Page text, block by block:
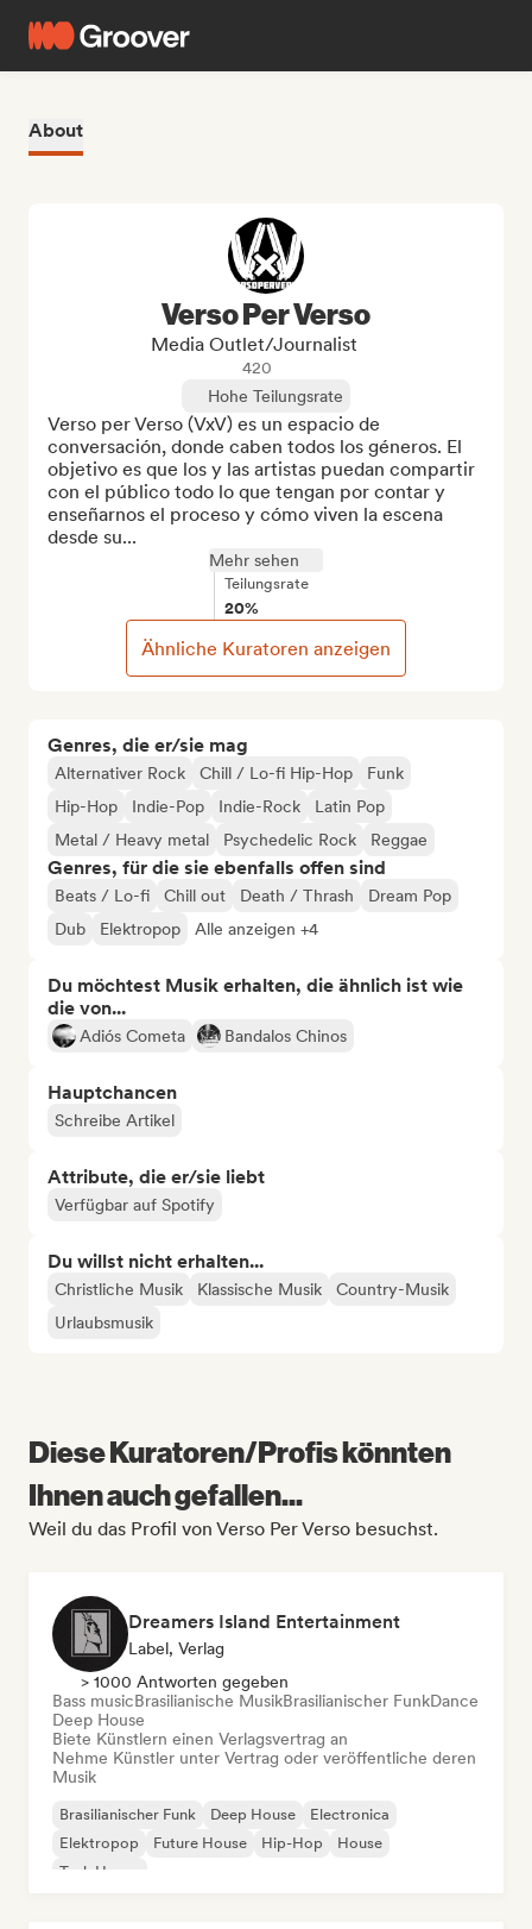
About
Genres, die er/sie mag
Alternativer Rock Chill / Lo-fi Hip-Hop
Funk
Hip-Hop
Indie-Pop Indie-Rock
Latin Pop
Metal / Heavy metal
Psychedelic Rock Reggae
Genres, für die sie ebenfalls offen sind
Beats / Lo-fi Chill out Death / Thrash
Dream Pop
Dub
Elektropop Alle anzeigen +4
Du möchtest Musik erhalten, die ähnlich ist wie
die von...
Adiós Cometa Bandalos Chinos
Hauptchancen
Schreibe Artikel
Attribute, die er/sie liebt
Verfügbar auf Spotify
Du willst nicht erhalten...
Christliche Musik Klassische Musik
Country-Musik
Urlaubsmusik
Verso Per Verso
Media Outlet/Journalist
420
Hohe Teilungsrate
Verso per Verso (VxV) es un espacio de
conversación, donde caben todos los géneros. El
objetivo es que los y las artistas puedan compartir
con el público todo lo que tengan por contar y
enseñarnos el proceso y cómo viven la escena
desde su...
Mehr sehen
Teilungsrate
20%
Ähnliche Kuratoren anzeigen
Diese Kuratoren/Profis könnten
Ihnen auch gefallen...
Weil du das Profil von Verso Per Verso besuchst.
Dreamers Island Entertainment
Label, Verlag
> 1000 Antworten gegeben
Bass musicBrasilianische MusikBrasilianischer FunkDance
Deep House
Biete Künstlern einen Verlagsvertrag an
Nehme Künstler unter Vertrag oder veröffentliche deren
Musik
Brasilianischer Funk Deep House
Electronica
Elektropop
Future House Hip-Hop
House
Tech House